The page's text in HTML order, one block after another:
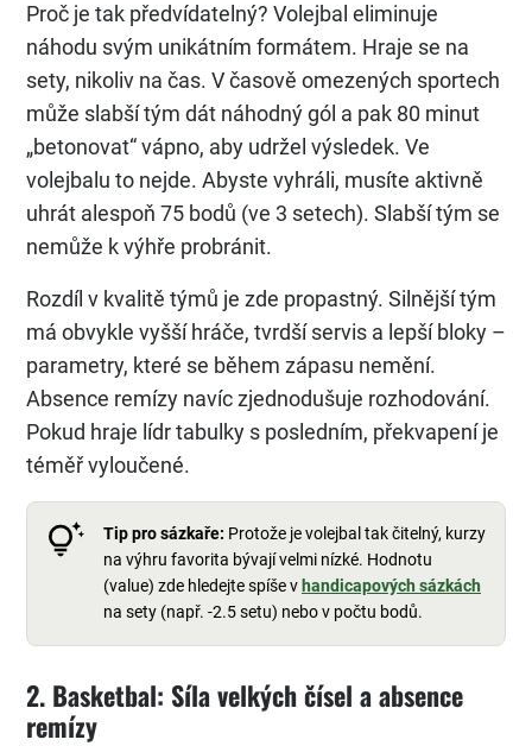
Proč je tak předvídatelný? Volejbal eliminuje
náhodu svým unikátním formátem. Hraje se na
sety, nikoliv na čas. V časově omezených sportech
může slabší tým dát náhodný gól a pak 80 minut
„betonovat“ vápno, aby udržel výsledek. Ve
volejbalu to nejde. Abyste vyhráli, musíte aktivně
uhrát alespoň 75 bodů (ve 3 setech). Slabší tým se
nemůže k výhře probránit.
Rozdíl v kvalitě týmů je zde propastný. Silnější tým
má obvykle vyšší hráče, tvrdší servis a lepší bloky –
parametry, které se během zápasu nemění.
Absence remízy navíc zjednodušuje rozhodování.
Pokud hraje lídr tabulky s posledním, překvapení je
téměř vyloučené.
Tip pro sázkaře: Protože je volejbal tak čitelný, kurzy
na výhru favorita bývají velmi nízké. Hodnotu
(value) zde hledejte spíše v handicapových sázkách
na sety (např. -2.5 setu) nebo v počtu bodů.
2. Basketbal: Síla velkých čísel a absence
remízy